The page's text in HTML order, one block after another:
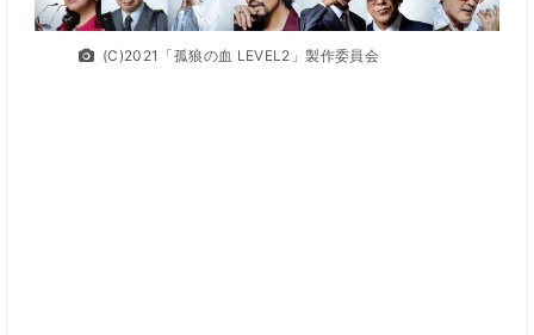
(C)2021「孤狼の血 LEVEL2」製作委員会